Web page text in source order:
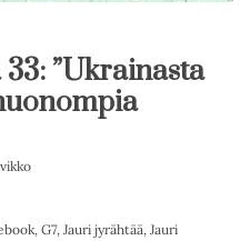
”Ukrainasta
, G7, Jauri jyrähtää, Jauri